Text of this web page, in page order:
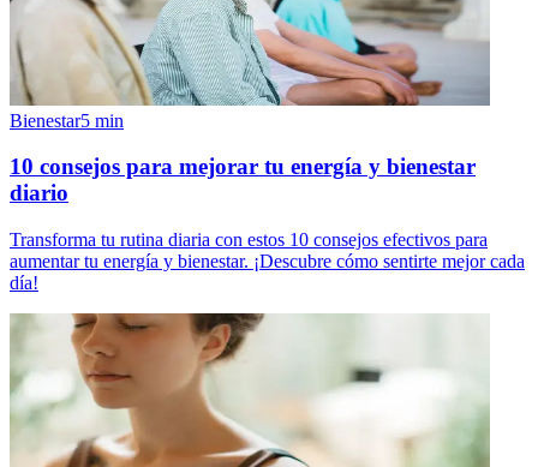
Bienestar5 min
10 consejos para mejorar tu energía y bienestar
diario
Transforma tu rutina diaria con estos 10 consejos efectivos para
aumentar tu energía y bienestar. ¡Descubre cómo sentirte mejor cada
día!